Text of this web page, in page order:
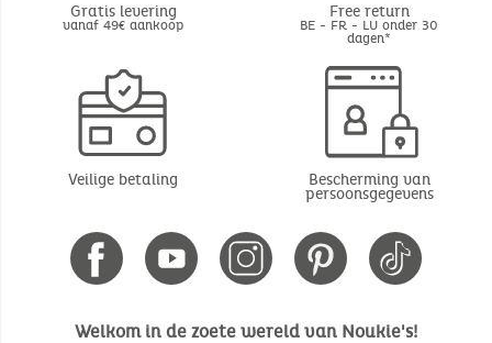
Gratis levering
vanaf 49€ aankoop
Free return
BE - FR - LU onder 30
dagen*
Veilige betaling Bescherming van
persoonsgegevens
Welkom in de zoete wereld van Noukie's!